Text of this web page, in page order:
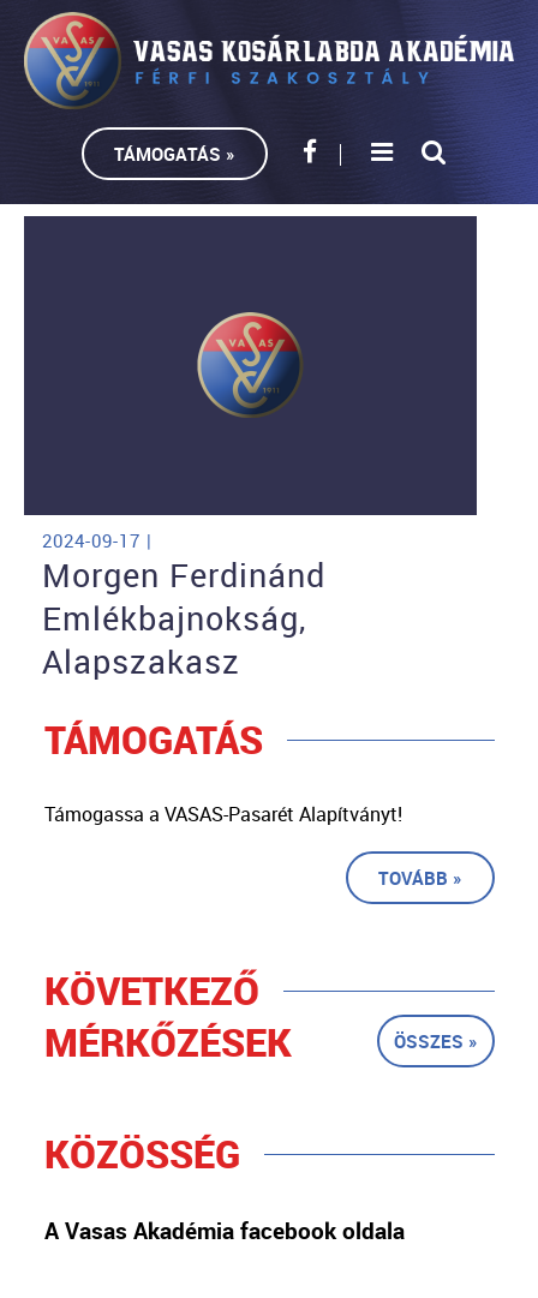
TÁMOGATÁS »
2024-09-17 |
Morgen Ferdinánd
Emlékbajnokság,
Alapszakasz
TÁMOGATÁS
Támogassa a VASAS-Pasarét Alapítványt!
TOVÁBB »
KÖVETKEZŐ
MÉRKŐZÉSEK
ÖSSZES »
KÖZÖSSÉG
A Vasas Akadémia facebook oldala